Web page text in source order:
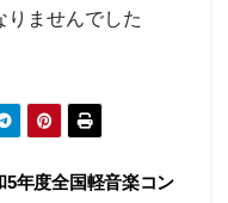
りませんでした
5年度全国軽音楽コン